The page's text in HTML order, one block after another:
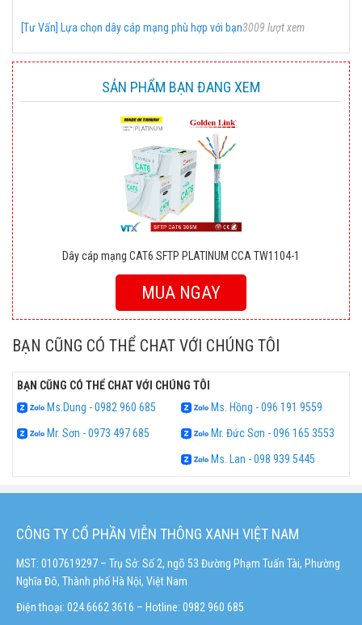
[Tư Vấn] Lựa chọn dây cáp mạng phù hợp với bạn3009 lượt xem
SẢN PHẨM BẠN ĐANG XEM
Dây cáp mạng CAT6 SFTP PLATINUM CCA TW1104-1
MUA NGAY
BẠN CŨNG CÓ THỂ CHAT VỚI CHÚNG TÔI
BẠN CŨNG CÓ THỂ CHAT VỚI CHÚNG TÔI
Ms.Dung - 0982 960 685
Ms. Hồng - 096 191 9559
Mr. Sơn - 0973 497 685
Mr. Đức Sơn - 096 165 3553
Ms. Lan - 098 939 5445
CÔNG TY CỔ PHẦN VIỄN THÔNG XANH VIỆT NAM
MST: 0107619297 – Trụ Sở: Số 2, ngõ 53 Đường Phạm Tuấn Tài, Phường
Nghĩa Đô, Thành phố Hà Nội, Việt Nam
Điện thoại: 024.6662 3616 – Hotline: 0982 960 685